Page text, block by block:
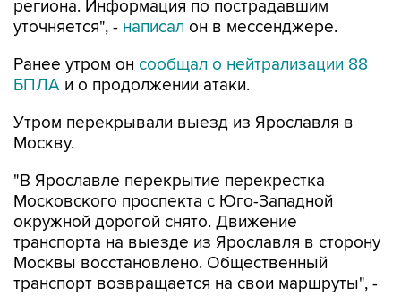
региона. Информация по пострадавшим
уточняется", - написал он в мессенджере.
Ранее утром он сообщал о нейтрализации 88
БПЛА и о продолжении атаки.
Утром перекрывали выезд из Ярославля в
Москву.
"В Ярославле перекрытие перекрестка
Московского проспекта с Юго-Западной
окружной дорогой снято. Движение
транспорта на выезде из Ярославля в сторону
Москвы восстановлено. Общественный
транспорт возвращается на свои маршруты", -